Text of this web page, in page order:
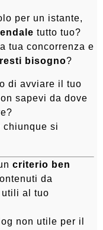
per un istante,
tutto tuo?
tua concorrenza e
bisogno?
di avviare il tuo
sapevi da dove
chiunque si
criterio ben
da
utili al tuo
non utile per il